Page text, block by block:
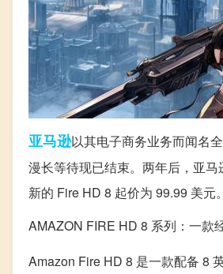
亚马逊以其电子商务业务而闻名
漫长等待现已结束。两年后，亚
新的 Fire HD 8 起价为 99.99 美元
AMAZON FIRE HD 8 系列：一款
Amazon Fire HD 8 是一款配备 8